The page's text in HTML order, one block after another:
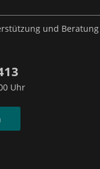
und Beratung
Uhr